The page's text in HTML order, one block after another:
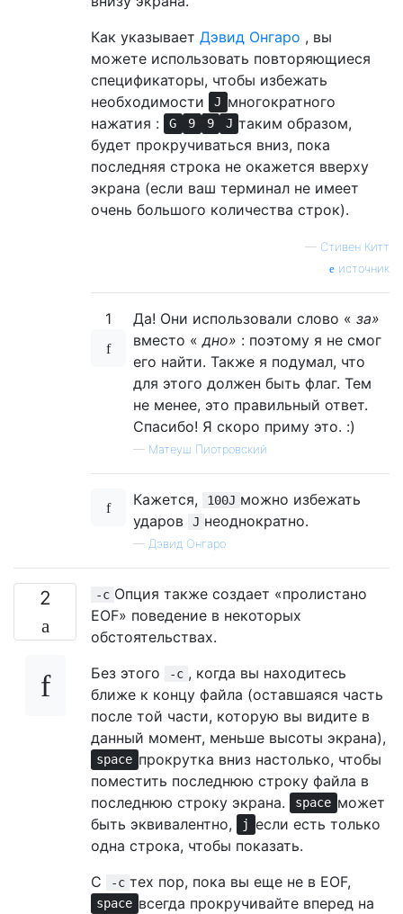
Как указывает Дэвид Онгаро , вы
можете использовать повторяющиеся
спецификаторы, чтобы избежать
необходимости
J многократного
нажатия :
G 9 9 J таким образом,
будет прокручиваться вниз, пока
последняя строка не окажется вверху
экрана (если ваш терминал не имеет
очень большого количества строк).
— Стивен Китт
источник
1 Да! Они использовали слово « за»
вместо « дно» : поэтому я не смог
его найти. Также я подумал, что
для этого должен быть флаг. Тем
не менее, это правильный ответ.
Спасибо! Я скоро приму это. :)
— Матеуш Пиотровский
Кажется, 100J можно избежать
ударов
J неоднократно.
— Дэвид Онгаро
2 -c Опция также создает «пролистано
EOF» поведение в некоторых
обстоятельствах.
Без этого
-c , когда вы находитесь
ближе к концу файла (оставшаяся часть
после той части, которую вы видите в
данный момент, меньше высоты экрана),
space прокрутка вниз настолько, чтобы
поместить последнюю строку файла в
последнюю строку экрана.
space может
быть эквивалентно,
j если есть только
одна строка, чтобы показать.
С
-c тех пор, пока вы еще не в EOF,
space всегда прокручивайте вперед на